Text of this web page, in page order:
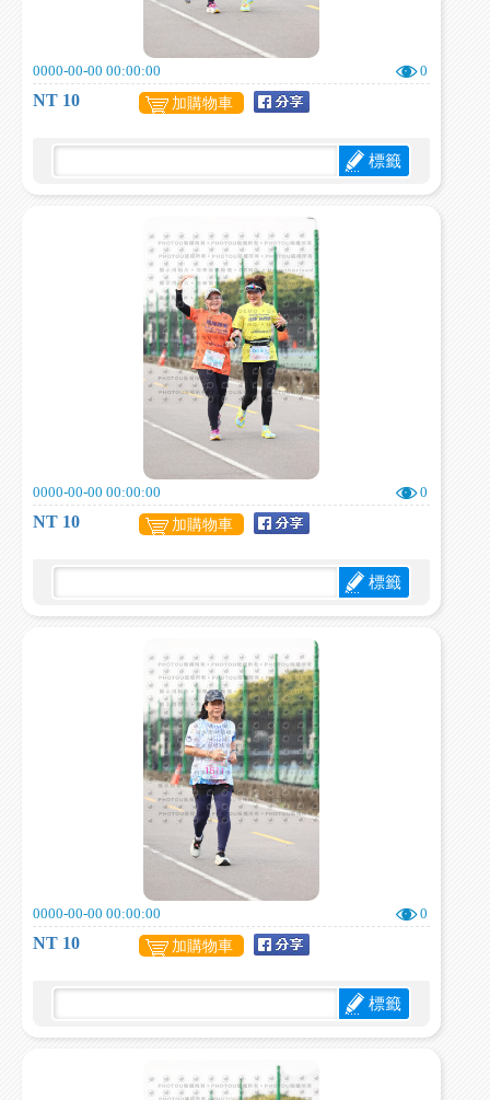
0000-00-00 00:00:00 0
NT 10 加購物車
標籤
0000-00-00 00:00:00 0
NT 10 加購物車
標籤
0000-00-00 00:00:00 0
NT 10 加購物車
標籤